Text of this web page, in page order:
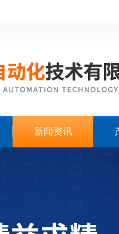
新闻资讯